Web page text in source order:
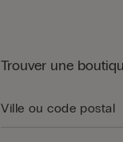
Trouver une